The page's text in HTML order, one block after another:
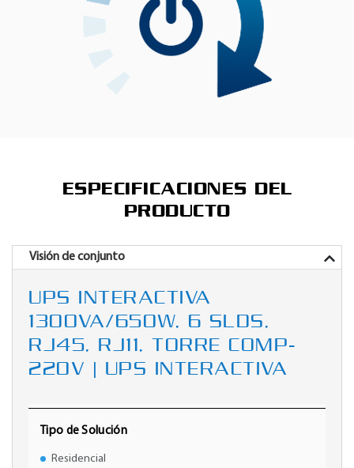
ESPECIFICACIONES DEL
PRODUCTO
Visión de conjunto
UPS INTERACTIVA
1300VA/650W, 6 SLDS,
RJ45, RJ11, TORRE COMP-
220V | UPS INTERACTIVA
Tipo de Solución
Residencial